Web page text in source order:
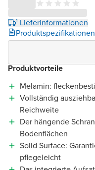
¹ Lieferinformationen
Produktspezifikationen
Produktvorteile
Melamin:
Vollständig
Reichweite
Der hängende
Bodenflächen
Solid Surface:
pflegeleicht